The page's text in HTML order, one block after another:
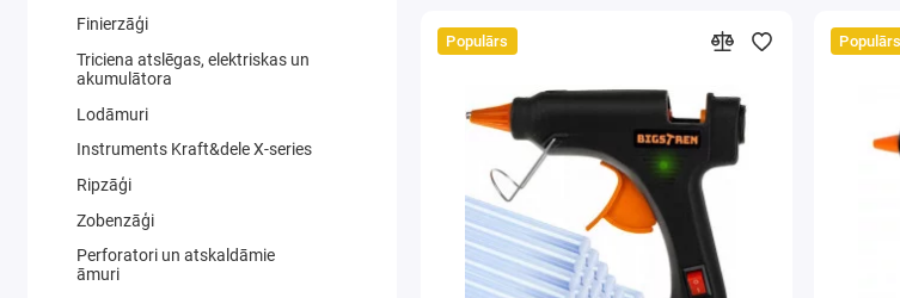
Finierzāģi
Triciena atslēgas, elektriskas un
akumulātora
Lodāmuri
Instruments Kraft&dele X-series
Ripzāģi
Zobenzāģi
Perforatori un atskaldāmie
āmuri
Populārs Populārs